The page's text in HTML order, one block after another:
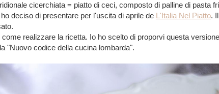
cicerchiata = piatto di ceci, composto di palline di pasta
deciso di presentare per l'uscita di aprile de L'Italia Nel Piatto.
realizzare la ricetta. Io ho scelto di proporvi questa
"Nuovo codice della cucina lombarda".